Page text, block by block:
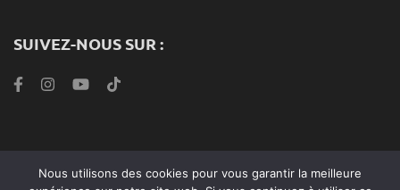
SUIVEZ-NOUS SUR :
Nous utilisons des cookies pour vous garantir la meilleure